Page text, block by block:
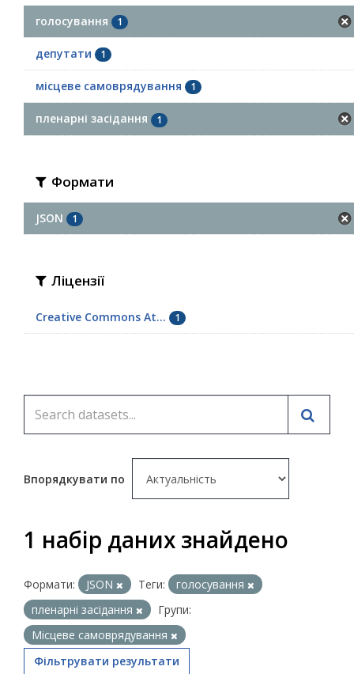
голосування 1
депутати 1
місцеве самоврядування 1
пленарні засідання 1
Формати
JSON 1
Ліцензії
Creative Commons At... 1
Впорядкувати по
1 набір даних знайдено
Формати: JSON Теги:
голосування
пленарні засідання
Групи:
Місцеве самоврядування
Фільтрувати результати